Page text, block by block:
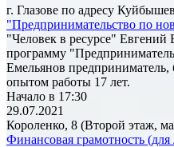
г. Глазове по адресу
"Предпринимательство по
"Человек в ресурсе" Евгений
программу
Емельянов предприниматель,
опытом работы 17 лет.
Начало в 17:30
29.07.2021
Короленко, 8 (Второй этаж,
Финансовая грамотность (для